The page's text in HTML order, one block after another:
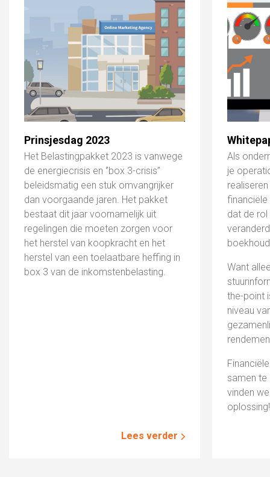
Prinsjesdag 2023
Het Belastingpakket 2023 is vanwege
de energiecrisis en ‘’box 3-crisis’’
beleidsmatig een stuk omvangrijker
dan voorgaande jaren. Het pakket
bestaat dit jaar voornamelijk uit
regelingen die moeten zorgen voor
het herstel van koopkracht en het
herstel van een toelaatbare heffing in
box 3 van de inkomstenbelasting.
Lees verder
Als
je
financiële
dat de
Want
the-point
niveau
samen te
vinden
oplossing!